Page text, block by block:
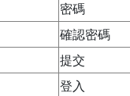
密碼
確認密碼
提交
登入